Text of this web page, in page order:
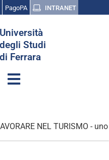
PagoPA INTRANET
Università
degli Studi
di Ferrara
NEL TURISMO -